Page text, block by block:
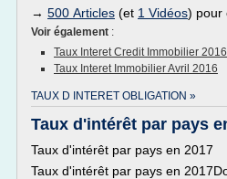
→ 500 Articles (et 1 Vidéos) pour
Voir également :
Taux Interet Credit Immobilier 2016
Taux Interet Immobilier Avril 2016
TAUX D INTERET OBLIGATION »
Taux d'intérêt par pays
Taux d'intérêt par pays en 2017
Taux d'intérêt par pays en